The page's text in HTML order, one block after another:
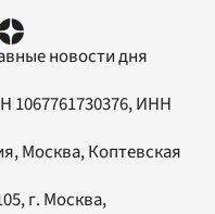
новости дня
1067761730376, ИНН
Москва, Коптевская
, г. Москва,